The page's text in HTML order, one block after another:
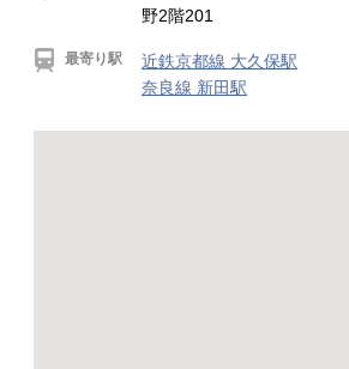
野2階201
最寄り駅
近鉄京都線 大久保駅
奈良線 新田駅